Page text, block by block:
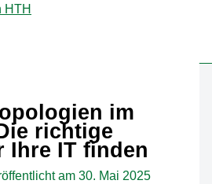
im
richtige
Ihre IT finden
am 30. Mai 2025